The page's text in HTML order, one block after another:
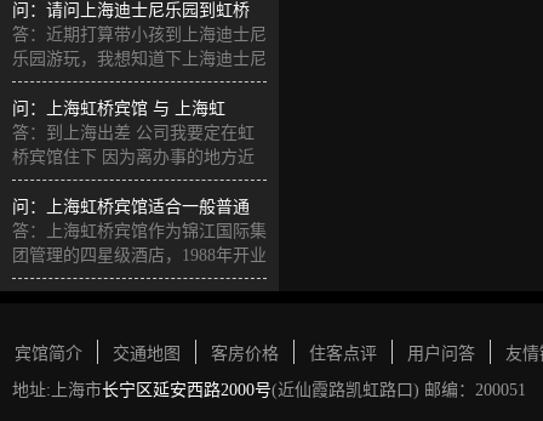
问：请问上海迪士尼乐园到虹桥
答：近期打算带小孩到上海迪士尼
乐园游玩，我想知道下上海迪士尼
乐园
问：上海虹桥宾馆 与 上海虹
答：到上海出差 公司我要定在虹
桥宾馆住下 因为离办事的地方近
但
问：上海虹桥宾馆适合一般普通
答：上海虹桥宾馆作为锦江国际集
团管理的四星级酒店，1988年开业
宾馆简介 交通地图 客房价格 住客点评 用户问答
友
地址:上海市长宁区延安西路2000号(近仙霞路凯虹路口) 邮编：200051